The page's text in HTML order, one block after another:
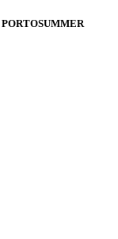
PORTOSUMMER